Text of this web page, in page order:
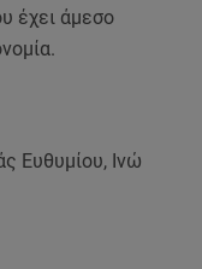
έχει άμεσο
Ευθυμίου, Ινώ